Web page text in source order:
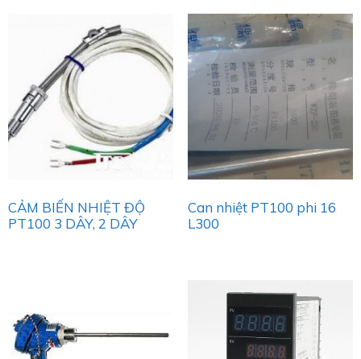
CẢM BIẾN NHIỆT ĐỘ
PT100 3 DÂY, 2 DÂY
Can nhiệt PT100 phi 16
L300